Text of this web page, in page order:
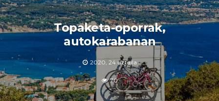
Topaketa-oporrak,
autokarabanan
2020, 24 uztaila
70